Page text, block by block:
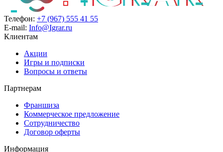
Телефон: +7 (967) 555 41 55
E-mail: Info@Igrar.ru
Клиентам
Акции
Игры и подписки
Вопросы и ответы
Партнерам
Франшиза
Коммерческое предложение
Сотрудничество
Договор оферты
Информация